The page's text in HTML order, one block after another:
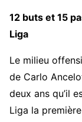
12 buts et 15
Liga
Le milieu
de Carlo
deux ans qu’il
Liga la